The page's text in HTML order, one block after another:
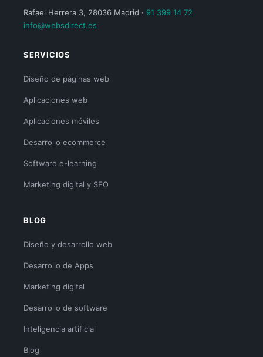
Rafael Herrera 3, 28036 Madrid · 91 399 14 72
info@websdirect.es
SERVICIOS
Diseño de páginas web
Aplicaciones web
Aplicaciones móviles
Desarrollo ecommerce
Software e-learning
Marketing digital y SEO
BLOG
Diseño y desarrollo web
Desarrollo de Apps
Marketing digital
Desarrollo de software
Inteligencia artificial
Blog